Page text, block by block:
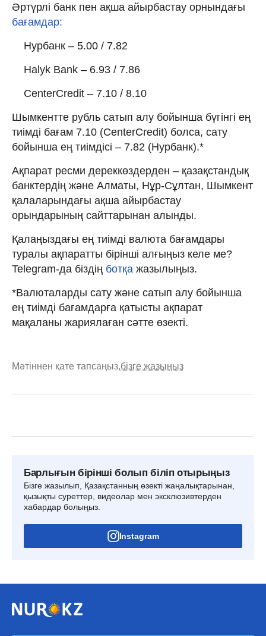
Әртүрлі банк пен ақша айырбастау орнындағы
бағамдар:
Нурбанк – 5.00 / 7.82
Halyk Bank – 6.93 / 7.86
CenterCredit – 7.10 / 8.10
Шымкентте рубль сатып алу бойынша бүгінгі ең
тиімді бағам 7.10 (CenterCredit) болса, сату
бойынша ең тиімдісі – 7.82 (Нурбанк).*
Ақпарат ресми дереккөздерден – қазақстандық
банктердің және Алматы, Нұр-Сұлтан, Шымкент
қалаларындағы ақша айырбастау
орындарының сайттарынан алынды.
Қалаңыздағы ең тиімді валюта бағамдары
туралы ақпаратты бірінші алғыңыз келе ме?
Telegram-да біздің ботқа жазылыңыз.
*Валюталарды сату және сатып алу бойынша
ең тиімді бағамдарға қатысты ақпарат
мақаланы жариялаған сәтте өзекті.
Мәтіннен қате тапсаңыз,бізге жазыңыз
Барлығын бірінші болып біліп отырыңыз
Бізге жазылып, Қазақстанның өзекті жаңалықтарынан,
қызықты суреттер, видеолар мен эксклюзивтерден
хабардар болыңыз.
Instagram